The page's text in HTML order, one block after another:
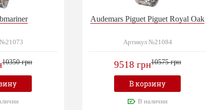
10350 грн
Audemars Piguet Piguet Royal Oak
Артикул №21084
9518 грн10575 грн
В корзину
В наличии